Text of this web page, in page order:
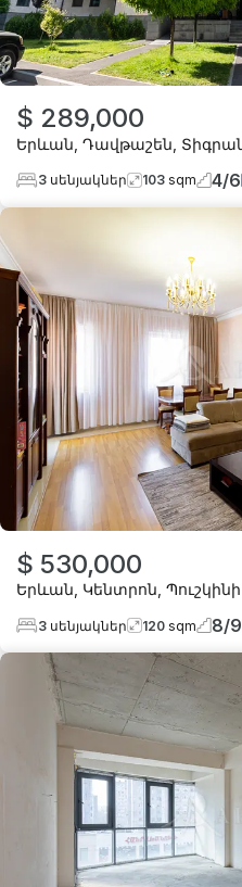
$ 289,000
Երևան Դավթաշեն
3 սենյակներ 103 sqm 4/6
$ 530,000
Երևան Կենտրոն
3 սենյակներ 120 sqm 8/9